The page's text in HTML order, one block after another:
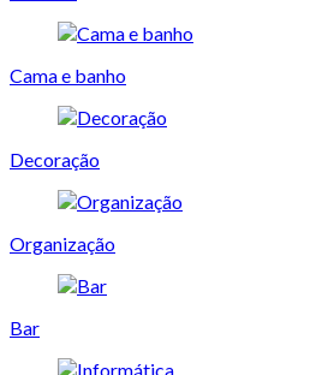
Cama e banho
Decoração
Organização
Bar